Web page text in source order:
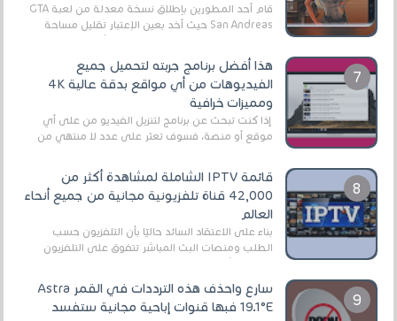
قام أحد المطورين بإطلاق نسخة معدلة من لعبة GTA
San Andreas حيث أخد بعين الإعتبار تقليل مساحة
هذا أفضل برنامج جربته لتحميل جميع
الفيديوهات من أي مواقع بدقة عالية 4K
ومميزات خرافية
إذا كنت تبحث عن برنامج لتنزيل الفيديو من على أي
موقع أو منصة، فسوف تعثر على عدد لا منتهي من
قائمة IPTV الشاملة لمشاهدة أكثر من
42,000 قناة تلفزيونية مجانية من جميع أنحاء
العالم
بناءً على الاعتقاد السائد حاليًا بأن التلفزيون حسب
الطلب ومنصات البث المباشر تتفوق على التلفزيون
الرقمي الأرضي التقليدي، يُعدّ IPTV-org خيار...
سارع واحذف هذه الترددات في القمر Astra
19.1°E فبها قنوات إباحية مجانية ستفسد